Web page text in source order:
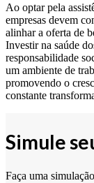
Ao optar pela
empresas devem
alinhar a oferta de
Investir na saúde
responsabilidade
um ambiente de
promovendo o
constante
Simule
Faça uma